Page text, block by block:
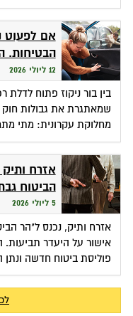
אם לפעוט
הבטיחות.
12 ליולי 2026
בין בור ניקוז פתוח
שמאתגרת את גבולות חוק
מחלוקת עקרונית: מתי
אזרח
הביטוח
5 ליולי 2026
אזרח ותיק, נכנס ל"הר
אישור על היעדר תביעות.
פוליסת ביטוח חדשה